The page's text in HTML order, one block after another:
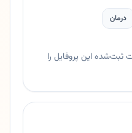
درمان
ثبت‌شده این پروفایل را